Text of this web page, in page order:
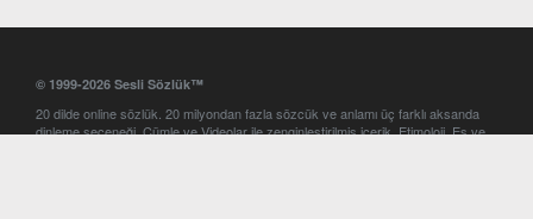
© 1999-2026 Sesli Sözlük™
20 dilde online sözlük. 20 milyondan fazla sözcük ve anlamı üç farklı aksanda
dinleme seçeneği. Cümle ve Videolar ile zenginleştirilmiş içerik. Etimoloji, Eş ve